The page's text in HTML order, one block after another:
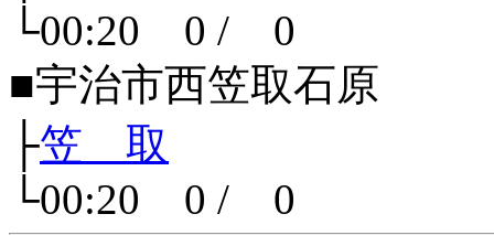
└00:20 0 / 0
■宇治市西笠取石原
├笠 取
└00:20 0 / 0